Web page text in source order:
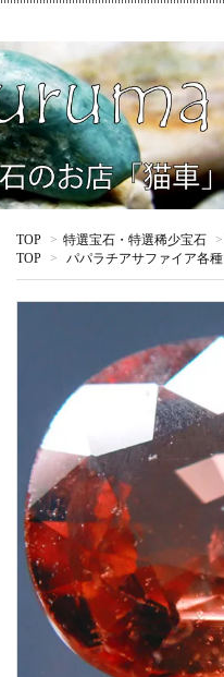
TOP > 特選宝石・特選稀少宝石 >
TOP
> パパラチアサファイア各種